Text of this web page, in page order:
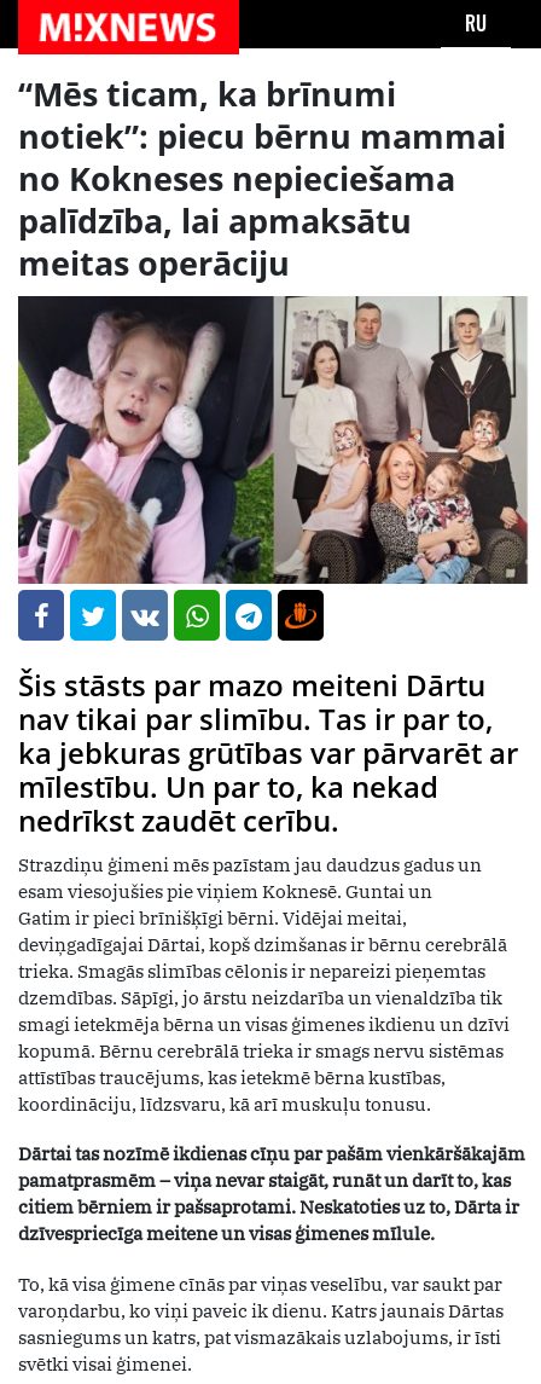
RU
“Mēs ticam, ka brīnumi
notiek”: piecu bērnu mammai
no Kokneses nepieciešama
palīdzība, lai apmaksātu
meitas operāciju
Šis stāsts par mazo meiteni Dārtu
nav tikai par slimību. Tas ir par to,
ka jebkuras grūtības var pārvarēt ar
mīlestību. Un par to, ka nekad
nedrīkst zaudēt cerību.
Strazdiņu ģimeni mēs pazīstam jau daudzus gadus un
esam viesojušies pie viņiem Koknesē. Guntai un
Gatim ir pieci brīnišķīgi bērni. Vidējai meitai,
deviņgadīgajai Dārtai, kopš dzimšanas ir bērnu cerebrālā
trieka. Smagās slimības cēlonis ir nepareizi pieņemtas
dzemdības. Sāpīgi, jo ārstu neizdarība un vienaldzība tik
smagi ietekmēja bērna un visas ģimenes ikdienu un dzīvi
kopumā. Bērnu cerebrālā trieka ir smags nervu sistēmas
attīstības traucējums, kas ietekmē bērna kustības,
koordināciju, līdzsvaru, kā arī muskuļu tonusu.
Dārtai tas nozīmē ikdienas cīņu par pašām vienkāršākajām
pamatprasmēm – viņa nevar staigāt, runāt un darīt to, kas
citiem bērniem ir pašsaprotami. Neskatoties uz to, Dārta ir
dzīvespriecīga meitene un visas ģimenes mīlule.
To, kā visa ģimene cīnās par viņas veselību, var saukt par
varoņdarbu, ko viņi paveic ik dienu. Katrs jaunais Dārtas
sasniegums un katrs, pat vismazākais uzlabojums, ir īsti
svētki visai ģimenei.